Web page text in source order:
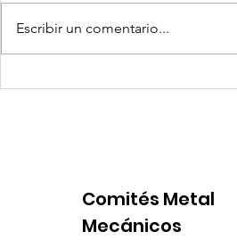
Coca-Cola invertirá mil
Escribir un comentario...
Comités Metal
Mecánicos